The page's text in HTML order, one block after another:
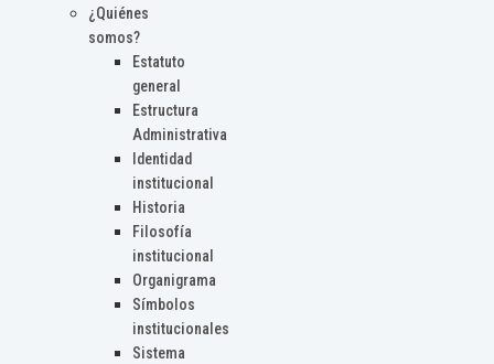
¿Quiénes
somos?
Estatuto
general
Estructura
Administrativa
Identidad
institucional
Historia
Filosofía
institucional
Organigrama
Símbolos
institucionales
Sistema